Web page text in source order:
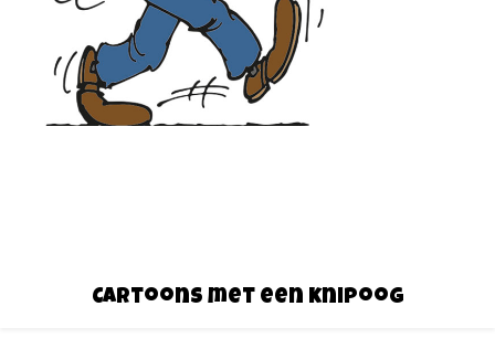
Cartoons met een knipoog